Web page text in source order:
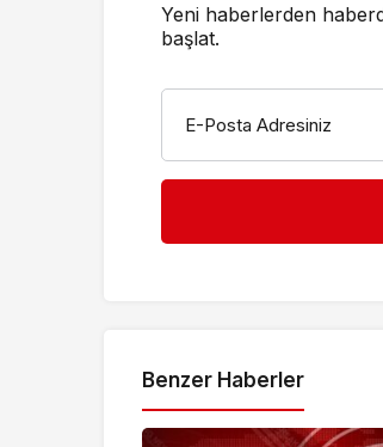
Yeni haberlerden
başlat.
E-Posta Adresiniz
Benzer Haberler